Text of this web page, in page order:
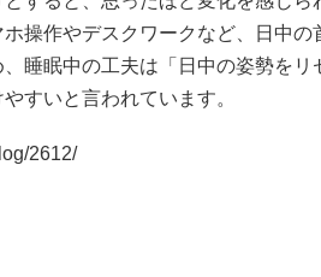
操作やデスクワークなど、日中の
睡眠中の工夫は「日中の姿勢をリ
すいと言われています。
2612/